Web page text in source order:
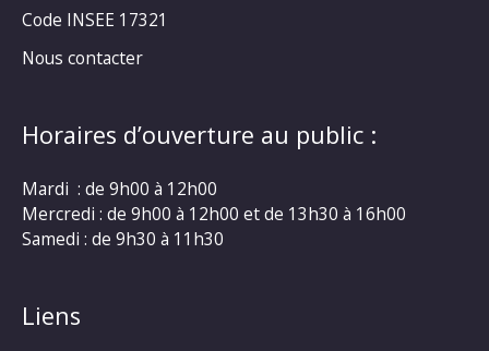
Code INSEE 17321
Nous contacter
Horaires d’ouverture au public :
Mardi : de 9h00 à 12h00
Mercredi : de 9h00 à 12h00 et de 13h30 à 16h00
Samedi : de 9h30 à 11h30
Liens